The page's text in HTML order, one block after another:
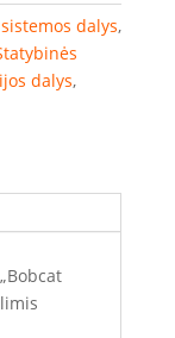
dalys,
dalys,